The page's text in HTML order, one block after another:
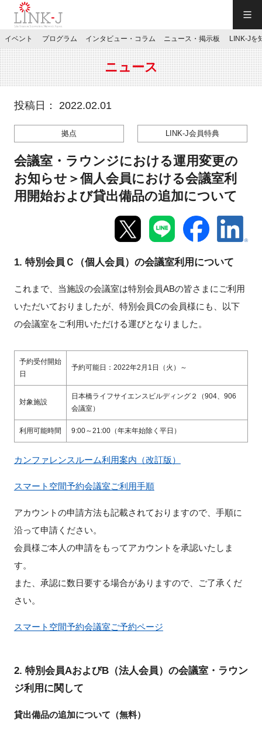
JP／EN
特別会員専用メニュー
施設ご予約
インタビュー・コラム
ニュース・掲示板
FAQ
イベントお知らせメール登録
イベント プログラム インタビュー・コラム ニュース・掲示板 LINK-Jを
ニュース
投稿日： 2022.02.01
拠点 LINK-J会員特典
会議室・ラウンジにおける運用変更の
お知らせ＞個人会員における会議室利
用開始および貸出備品の追加について
1. 特別会員Ｃ（個人会員）の会議室利用について
これまで、当施設の会議室は特別会員ABの皆さまにご利用
いただいておりましたが、特別会員Cの会員様にも、以下
の会議室をご利用いただける運びとなりました。
予約受付開始
日
予約可能日：2022年2月1日（火）～
対象施設
日本橋ライフサイエンスビルディング２（904、906
会議室）
利用可能時間 9:00～21:00（年末年始除く平日）
カンファレンスルーム利用案内（改訂版）
スマート空間予約会議室ご利用手順
アカウントの申請方法も記載されておりますので、手順に
沿って申請ください。
会員様ご本人の申請をもってアカウントを承認いたしま
す。
また、承認に数日要する場合がありますので、ご了承くだ
さい。
スマート空間予約会議室ご予約ページ
2. 特別会員AおよびB（法人会員）の会議室・ラウン
ジ利用に関して
貸出備品の追加について（無料）